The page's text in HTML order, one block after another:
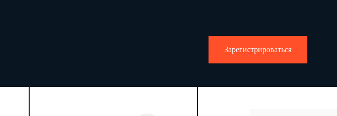
Зарегистрироваться